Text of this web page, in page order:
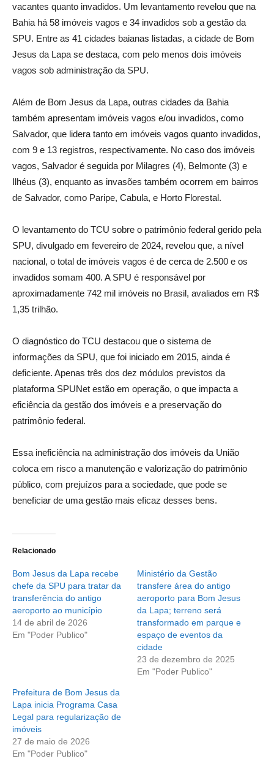
vacantes quanto invadidos. Um levantamento revelou que na
Bahia há 58 imóveis vagos e 34 invadidos sob a gestão da
SPU. Entre as 41 cidades baianas listadas, a cidade de Bom
Jesus da Lapa se destaca, com pelo menos dois imóveis
vagos sob administração da SPU.
Além de Bom Jesus da Lapa, outras cidades da Bahia
também apresentam imóveis vagos e/ou invadidos, como
Salvador, que lidera tanto em imóveis vagos quanto invadidos,
com 9 e 13 registros, respectivamente. No caso dos imóveis
vagos, Salvador é seguida por Milagres (4), Belmonte (3) e
Ilhéus (3), enquanto as invasões também ocorrem em bairros
de Salvador, como Paripe, Cabula, e Horto Florestal.
O levantamento do TCU sobre o patrimônio federal gerido pela
SPU, divulgado em fevereiro de 2024, revelou que, a nível
nacional, o total de imóveis vagos é de cerca de 2.500 e os
invadidos somam 400. A SPU é responsável por
aproximadamente 742 mil imóveis no Brasil, avaliados em R$
1,35 trilhão.
O diagnóstico do TCU destacou que o sistema de
informações da SPU, que foi iniciado em 2015, ainda é
deficiente. Apenas três dos dez módulos previstos da
plataforma SPUNet estão em operação, o que impacta a
eficiência da gestão dos imóveis e a preservação do
patrimônio federal.
Essa ineficiência na administração dos imóveis da União
coloca em risco a manutenção e valorização do patrimônio
público, com prejuízos para a sociedade, que pode se
beneficiar de uma gestão mais eficaz desses bens.
Relacionado
Bom Jesus da Lapa recebe
chefe da SPU para tratar da
transferência do antigo
aeroporto ao município
14 de abril de 2026
Em "Poder Publico"
Ministério da Gestão
transfere área do antigo
aeroporto para Bom Jesus
da Lapa; terreno será
transformado em parque e
espaço de eventos da
cidade
23 de dezembro de 2025
Em "Poder Publico"
Prefeitura de Bom Jesus da
Lapa inicia Programa Casa
Legal para regularização de
imóveis
27 de maio de 2026
Em "Poder Publico"